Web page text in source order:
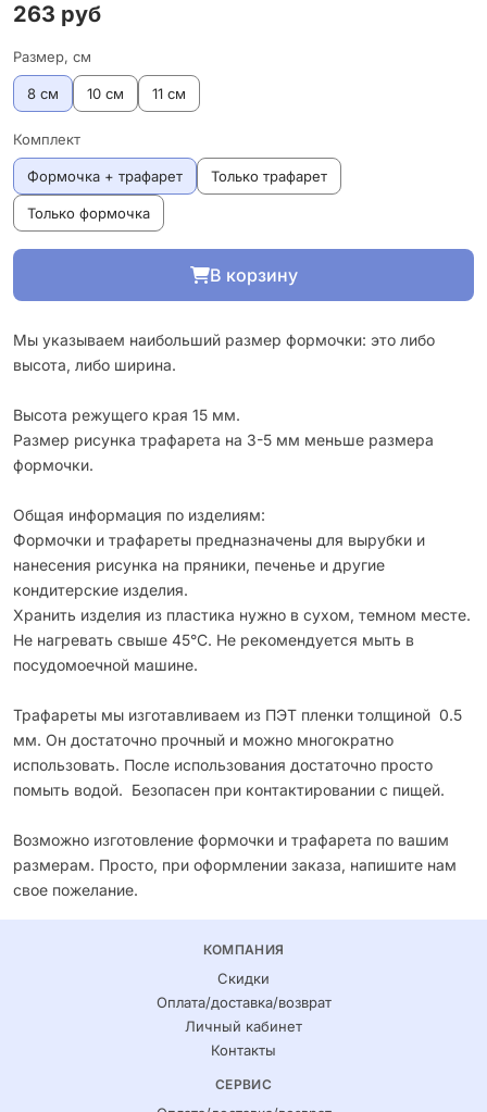
263 руб
Размер, см
8 см 10 см 11 см
Комплект
Формочка + трафарет Только трафарет
Только формочка
В корзину
Мы указываем наибольший размер формочки: это либо
высота, либо ширина.
Высота режущего края 15 мм.
Размер рисунка трафарета на 3-5 мм меньше размера
формочки.
Общая информация по изделиям:
Формочки и трафареты предназначены для вырубки и
нанесения рисунка на пряники, печенье и другие
кондитерские изделия.
Хранить изделия из пластика нужно в сухом, темном месте.
Не нагревать свыше 45°С. Не рекомендуется мыть в
посудомоечной машине.
Трафареты мы изготавливаем из ПЭТ пленки толщиной 0.5
мм. Он достаточно прочный и можно многократно
использовать. После использования достаточно просто
помыть водой. Безопасен при контактировании с пищей.
Возможно изготовление формочки и трафарета по вашим
размерам. Просто, при оформлении заказа, напишите нам
свое пожелание.
КОМПАНИЯ
Скидки
Оплата/доставка/возврат
Личный кабинет
Контакты
СЕРВИС